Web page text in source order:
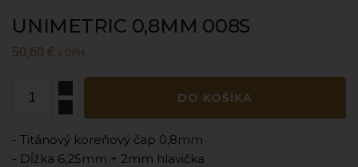
UNIMETRIC 0,8MM 008S
50,60 € s DPH
DO KOŠÍKA
- Titánový koreňový čap 0,8mm
- Dĺžka 6,25mm + 2mm hlavička